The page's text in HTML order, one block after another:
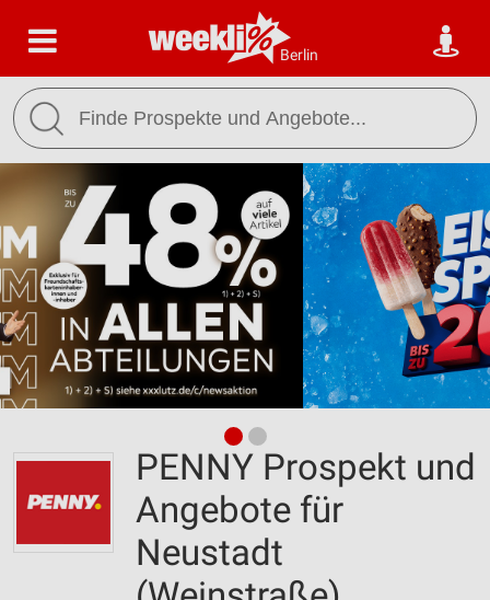
Berlin
PENNY Prospekt und
Angebote für
Neustadt